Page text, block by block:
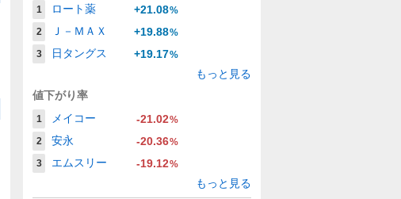
1 ロート薬 +21.08%
2
Ｊ－ＭＡＸ +19.88%
3
日タングス +19.17%
もっと見る
値下がり率
1 メイコー -21.02%
2
安永 -20.36%
3
エムスリー -19.12%
もっと見る